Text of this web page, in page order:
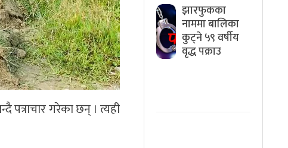
पत्राचार गरेका छन् । त्यही
झारफुकका
नाममा बालिका
कुट्ने ५९ वर्षीय
वृद्ध पक्राउ